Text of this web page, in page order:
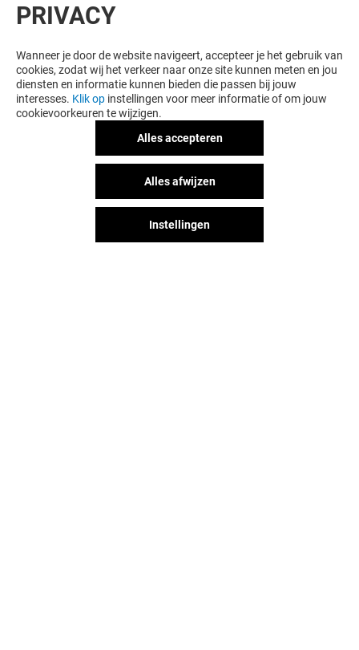
Gesloten
PRIVACY
Wanneer je door de website navigeert, accepteer je het gebruik van
cookies, zodat wij het verkeer naar onze site kunnen meten en jou
diensten en informatie kunnen bieden die passen bij jouw
interesses. Klik op instellingen voor meer informatie of om jouw
cookievoorkeuren te wijzigen.
Alles accepteren
Alles afwijzen
Instellingen